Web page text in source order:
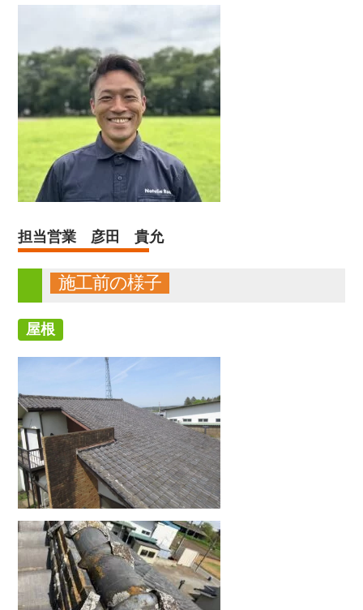
担当営業 彦田 貴允
施工前の様子
屋根